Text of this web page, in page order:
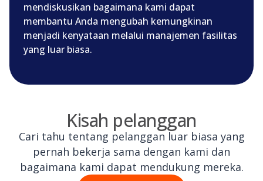
mendiskusikan bagaimana kami dapat
membantu Anda mengubah kemungkinan
menjadi kenyataan melalui manajemen fasilitas
yang luar biasa.
Kisah pelanggan
Cari tahu tentang pelanggan luar biasa yang
pernah bekerja sama dengan kami dan
bagaimana kami dapat mendukung mereka.